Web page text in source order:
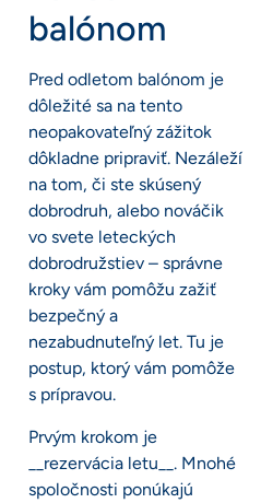
balónom
Pred odletom balónom je
dôležité sa na tento
neopakovateľný zážitok
dôkladne pripraviť. Nezáleží
na tom, či ste skúsený
dobrodruh, alebo nováčik
vo svete leteckých
dobrodružstiev – správne
kroky vám pomôžu zažiť
bezpečný a
nezabudnuteľný let. Tu je
postup, ktorý vám pomôže
s prípravou.
Prvým krokom je
__rezervácia letu__. Mnohé
spoločnosti ponúkajú